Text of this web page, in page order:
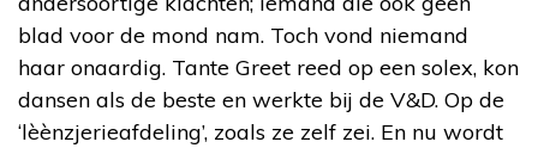
blad voor de mond nam. Toch vond niemand
haar onaardig. Tante Greet reed op een solex, kon
dansen als de beste en werkte bij de V&D. Op de
‘lèènzjerieafdeling’, zoals ze zelf zei. En nu wordt